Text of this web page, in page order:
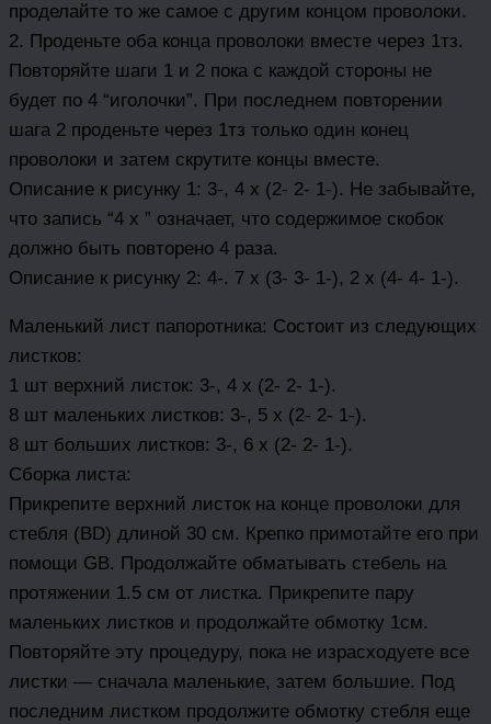
проделайте то же самое с другим концом проволоки.
2. Проденьте оба конца проволоки вместе через 1тз.
Повторяйте шаги 1 и 2 пока с каждой стороны не
будет по 4 “иголочки”. При последнем повторении
шага 2 проденьте через 1тз только один конец
проволоки и затем скрутите концы вместе.
Описание к рисунку 1: 3-, 4 х (2- 2- 1-). Не забывайте,
что запись “4 х ” означает, что содержимое скобок
должно быть повторено 4 раза.
Описание к рисунку 2: 4-. 7 х (3- 3- 1-), 2 х (4- 4- 1-).
Маленький лист папоротника: Состоит из следующих
листков:
1 шт верхний листок: 3-, 4 х (2- 2- 1-).
8 шт маленьких листков: 3-, 5 х (2- 2- 1-).
8 шт больших листков: 3-, 6 х (2- 2- 1-).
Сборка листа:
Прикрепите верхний листок на конце проволоки для
стебля (BD) длиной 30 см. Крепко примотайте его при
помощи GB. Продолжайте обматывать стебель на
протяжении 1.5 см от листка. Прикрепите пару
маленьких листков и продолжайте обмотку 1см.
Повторяйте эту процедуру, пока не израсходуете все
листки — сначала маленькие, затем большие. Под
последним листком продолжите обмотку стебля еще